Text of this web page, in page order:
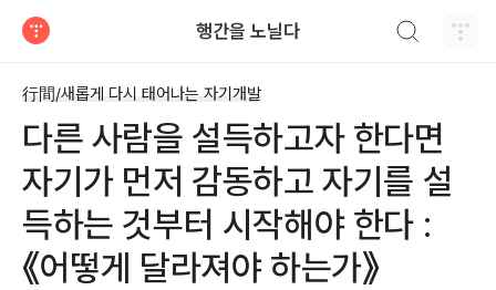
행간을 노닐다
行間/새롭게 다시 태어나는 자기개발
다른 사람을 설득하고자 한다면
자기가 먼저 감동하고 자기를 설
득하는 것부터 시작해야 한다 :
《어떻게 달라져야 하는가》